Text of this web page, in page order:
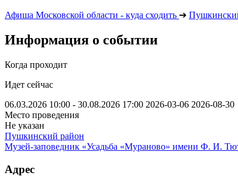
Афиша Московской области - куда сходить ➔
Информация о событии
Когда проходит
Идет сейчас
06.03.2026 10:00 - 30.08.2026 17:00 2026-03-06 2026-08-30
Место проведения
Не указан
Пушкинский район
Музей-заповедник «Усадьба «Мураново» имени Ф. И.
Адрес